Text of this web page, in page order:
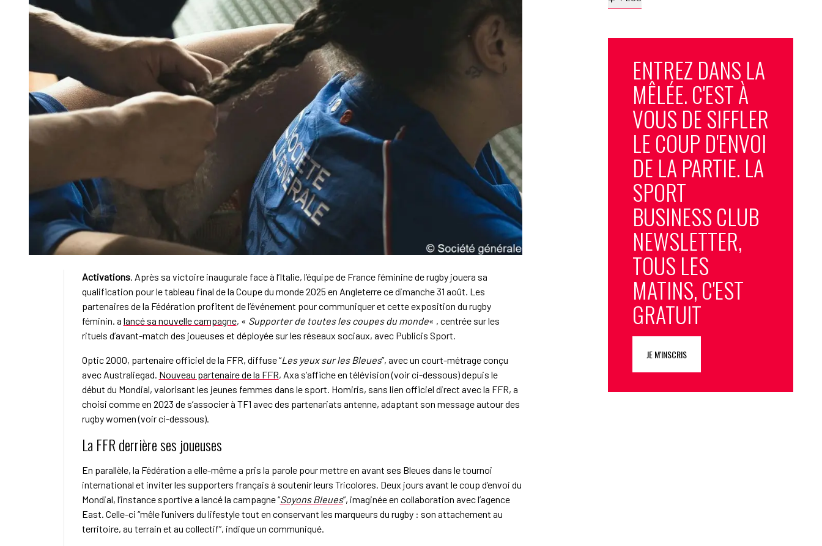
Activations. Après sa victoire inaugurale face à l’Italie, l’équipe de France féminine de rugby jouera sa
qualification pour le tableau final de la Coupe du monde 2025 en Angleterre ce dimanche 31 août. Les
partenaires de la Fédération profitent de l’événement pour communiquer et cette exposition du rugby
féminin. a lancé sa nouvelle campagne, « Supporter de toutes les coupes du monde« , centrée sur les
rituels d’avant-match des joueuses et déployée sur les réseaux sociaux, avec Publicis Sport.
Optic 2000, partenaire officiel de la FFR, diffuse “Les yeux sur les Bleues”, avec un court-métrage conçu
avec Australiegad. Nouveau partenaire de la FFR, Axa s’affiche en télévision (voir ci-dessous) depuis le
début du Mondial, valorisant les jeunes femmes dans le sport. Homiris, sans lien officiel direct avec la FFR, a
choisi comme en 2023 de s’associer à TF1 avec des partenariats antenne, adaptant son message autour des
rugby women (voir ci-dessous).
La FFR derrière ses joueuses
En parallèle, la Fédération a elle-même a pris la parole pour mettre en avant ses Bleues dans le tournoi
international et inviter les supporters français à soutenir leurs Tricolores. Deux jours avant le coup d’envoi du
Mondial, l’instance sportive a lancé la campagne “Soyons Bleues”, imaginée en collaboration avec l’agence
East. Celle-ci “mêle l’univers du lifestyle tout en conservant les marqueurs du rugby : son attachement au
territoire, au terrain et au collectif”, indique un communiqué.
ENTREZ DANS LA
MÊLÉE. C'EST À
VOUS DE SIFFLER
LE COUP D'ENVOI
DE LA PARTIE. LA
SPORT
BUSINESS CLUB
NEWSLETTER,
TOUS LES
MATINS, C'EST
GRATUIT
JE M'INSCRIS